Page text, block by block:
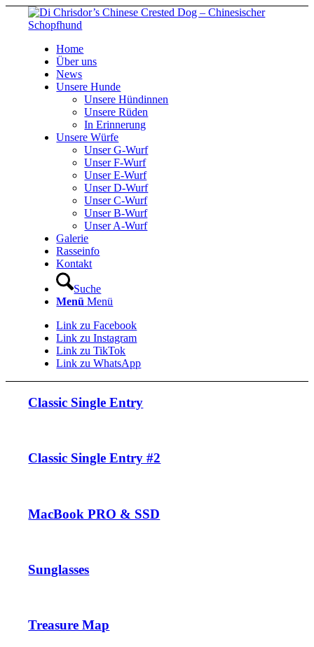
Home
Über uns
News
Unsere Hunde
Unsere Hündinnen
Unsere Rüden
In Erinnerung
Unsere Würfe
Unser G-Wurf
Unser F-Wurf
Unser E-Wurf
Unser D-Wurf
Unser C-Wurf
Unser B-Wurf
Unser A-Wurf
Galerie
Rasseinfo
Kontakt
Suche
Menü Menü
Link zu Facebook
Link zu Instagram
Link zu TikTok
Link zu WhatsApp
Classic Single Entry
Classic Single Entry #2
MacBook PRO & SSD
Sunglasses
Treasure Map